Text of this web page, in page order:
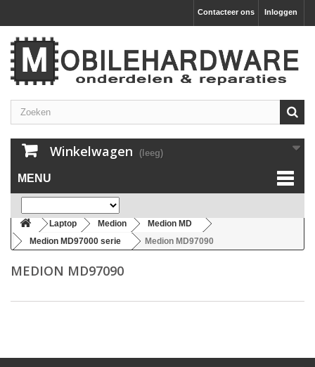
Inloggen
Contacteer ons
Winkelwagen (leeg)
MENU
Laptop Medion
Medion MD
Medion MD97000 serie
Medion MD97090
MEDION MD97090